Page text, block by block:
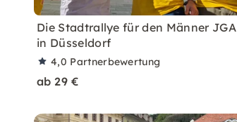
Die Stadtrallye für den Männer JGA
in Düsseldorf
4,0 Partnerbewertung
ab 29 €